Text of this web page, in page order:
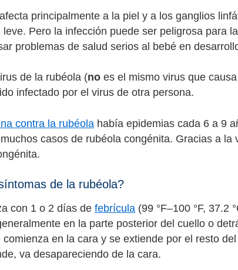
principalmente a la piel y a los ganglios
Pero la infección puede ser peligrosa para
problemas de salud serios al bebé en
de la rubéola (no es el mismo virus que causa
infectado por el virus de otra persona.
contra la rubéola había epidemias cada 6 a 9
casos de rubéola congénita. Gracias a la
de la rubéola?
con 1 o 2 días de febrícula (99 °F–100 °F, 37.2
en la parte posterior del cuello o
en la cara y se extiende por el resto
va desapareciendo de la cara.